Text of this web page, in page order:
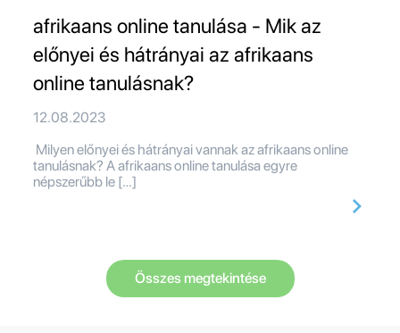
afrikaans online tanulása - Mik az
előnyei és hátrányai az afrikaans
online tanulásnak?
12.08.2023
Milyen előnyei és hátrányai vannak az afrikaans online
tanulásnak? A afrikaans online tanulása egyre
népszerűbb le […]
Összes megtekintése